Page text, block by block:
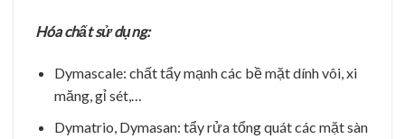
Hóa chất sử dụng:
Dymascale: chất tẩy mạnh các bề mặt dính vôi, xi
măng, gỉ sét,…
Dymatrio, Dymasan: tẩy rửa tổng quát các mặt sàn